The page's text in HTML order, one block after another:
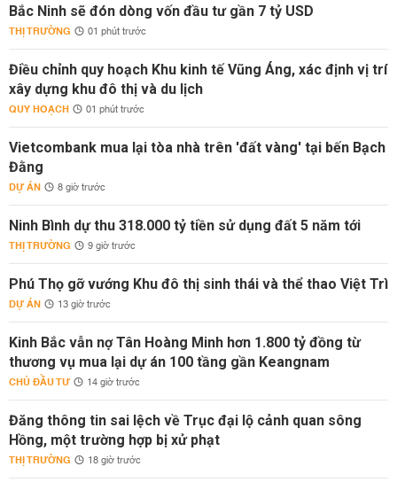
Bắc Ninh sẽ đón dòng vốn đầu tư gần 7 tỷ USD
THỊ TRƯỜNG 01 phút trước
Điều chỉnh quy hoạch Khu kinh tế Vũng Áng, xác định vị trí
xây dựng khu đô thị và du lịch
QUY HOẠCH 01 phút trước
Vietcombank mua lại tòa nhà trên 'đất vàng' tại bến Bạch
Đằng
DỰ ÁN 8 giờ trước
Ninh Bình dự thu 318.000 tỷ tiền sử dụng đất 5 năm tới
THỊ TRƯỜNG 9 giờ trước
Phú Thọ gỡ vướng Khu đô thị sinh thái và thể thao Việt Trì
DỰ ÁN 13 giờ trước
Kinh Bắc vẫn nợ Tân Hoàng Minh hơn 1.800 tỷ đồng từ
thương vụ mua lại dự án 100 tầng gần Keangnam
CHỦ ĐẦU TƯ 14 giờ trước
Đăng thông tin sai lệch về Trục đại lộ cảnh quan sông
Hồng, một trường hợp bị xử phạt
THỊ TRƯỜNG 18 giờ trước